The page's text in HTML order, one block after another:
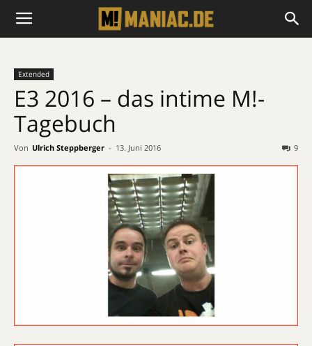
Extended
E3 2016 – das intime M!-
Tagebuch
Von Ulrich Steppberger - 13. Juni 2016 9